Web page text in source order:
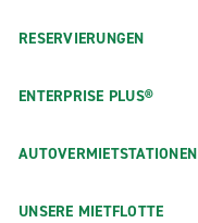
RESERVIERUNGEN
ENTERPRISE PLUS®
AUTOVERMIETSTATIONEN
UNSERE MIETFLOTTE